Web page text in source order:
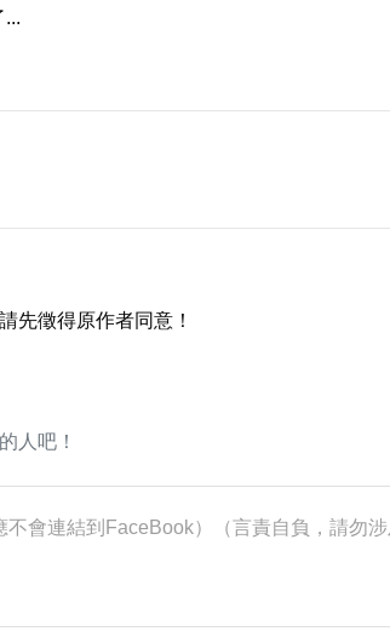
...
先徵得原作者同意！
人吧！
不會連結到FaceBook）（言責自負，請勿